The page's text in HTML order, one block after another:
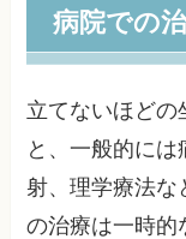
病院での
立てないほどの
と、一般的に
射、理学療法な
の治療は一時的